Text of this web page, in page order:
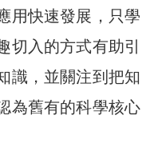
用快速發展，只學
切入的方式有助引
識，並關注到把知
為舊有的科學核心